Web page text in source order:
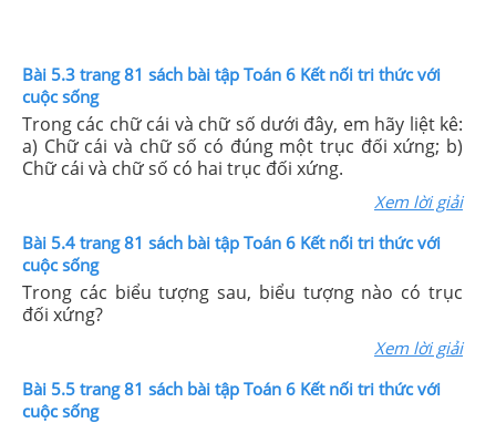
Bài 5.3 trang 81 sách bài tập Toán 6 Kết nối tri thức với
cuộc sống
Trong các chữ cái và chữ số dưới đây, em hãy liệt kê:
a) Chữ cái và chữ số có đúng một trục đối xứng; b)
Chữ cái và chữ số có hai trục đối xứng.
Xem lời giải
Bài 5.4 trang 81 sách bài tập Toán 6 Kết nối tri thức với
cuộc sống
Trong các biểu tượng sau, biểu tượng nào có trục
đối xứng?
Xem lời giải
Bài 5.5 trang 81 sách bài tập Toán 6 Kết nối tri thức với
cuộc sống